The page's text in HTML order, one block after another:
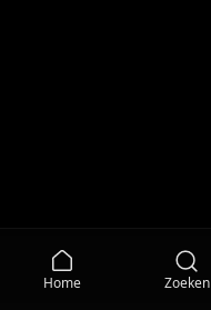
Home Zoeken